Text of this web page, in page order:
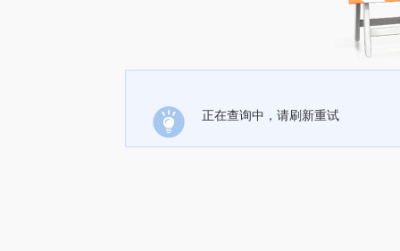
正在查询中，请刷新重试